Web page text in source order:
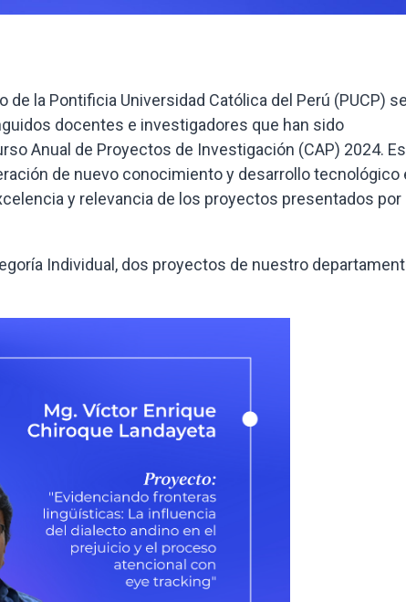
la Pontificia Universidad Católica del Perú (PUCP) se
docentes e investigadores que han sido
Anual de Proyectos de Investigación (CAP) 2024.
de nuevo conocimiento y desarrollo tecnológico
y relevancia de los proyectos presentados por
Individual, dos proyectos de nuestro